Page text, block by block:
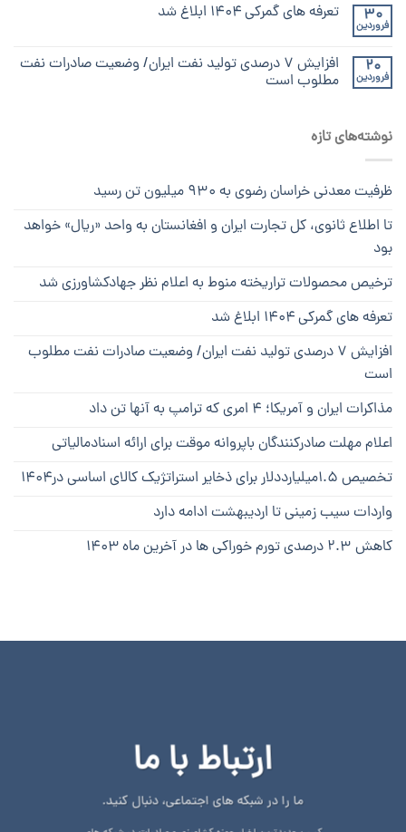
30
فروردین
تعرفه های گمرکی ۱۴۰۴ ابلاغ شد
20
فروردین
افزایش ۷ درصدی تولید نفت ایران/ وضعیت صادرات نفت
مطلوب است
نوشته‌های تازه
ظرفیت معدنی خراسان رضوی به ۹۳۰ میلیون تن رسید
تا اطلاع ثانوی، کل تجارت ایران و افغانستان به واحد «ریال» خواهد
بود
ترخیص محصولات تراریخته منوط به اعلام نظر جهادکشاورزی شد
تعرفه های گمرکی ۱۴۰۴ ابلاغ شد
افزایش ۷ درصدی تولید نفت ایران/ وضعیت صادرات نفت مطلوب
است
مذاکرات ایران و آمریکا؛ ۴ امری که ترامپ به آنها تن داد
اعلام مهلت صادرکنندگان باپروانه موقت برای ارائه اسنادمالیاتی
تخصیص ۱.۵میلیارددلار برای ذخایر استراتژیک کالای اساسی در۱۴۰۴
واردات سیب زمینی تا اردیبهشت ادامه دارد
کاهش ۲.۳ درصدی تورم خوراکی ها در آخرین ماه ۱۴۰۳
ارتباط با ما
ما را در شبکه های اجتماعی، دنبال کنید.